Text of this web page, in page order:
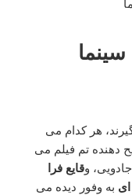
سینما
هر کدام می
دهنده تم فیلم می
وقایع فرا
به وفور دیده می